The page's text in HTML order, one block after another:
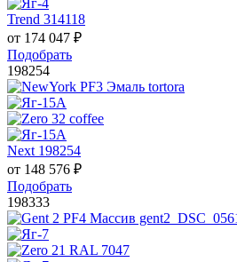
Trend 314118
от 174 047 ₽
Подобрать
198254
Next 198254
от 148 576 ₽
Подобрать
198333